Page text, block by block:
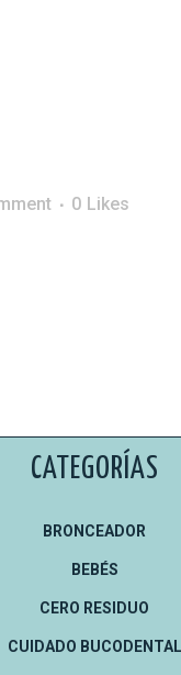
0 Likes
CATEGORÍAS
BRONCEADOR
BEBÉS
CERO RESIDUO
CUIDADO BUCODENTAL